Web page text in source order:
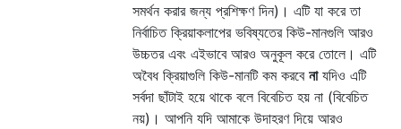
সমর্থন করার জন্য প্রশিক্ষণ দিন)। এটি যা করে তা
নির্বাচিত ক্রিয়াকলাপের ভবিষ্যতের কিউ-মানগুলি আরও
উচ্চতর এবং এইভাবে আরও অনুকূল করে তোলে। এটি
অবৈধ ক্রিয়াগুলি কিউ-মানটি কম করবে নাযদিও এটি
সর্বদা ছাঁটাই হয়ে থাকে বলে বিবেচিত হয় না (বিবেচিত
নয়)। আপনি যদি আমাকে উদাহরণ দিয়ে আরও